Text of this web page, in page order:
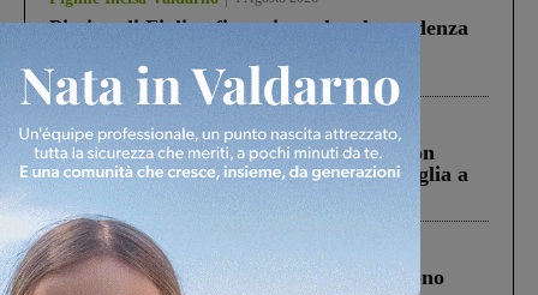
Piscina di Figline finanziata oltre la scadenza
Pnrr, il gruppo di Fratelli d’Italia: “Un
ringraziamento al Governo”
Cronaca 3 Agosto 2026
Scomparso da una struttura di Castiglion
Fiorentino l’uomo che aveva ucciso la figlia a
Levane nel 2020
Cronaca 4 Agosto 2026
Un anno fa la strage in A1 in cui morirono